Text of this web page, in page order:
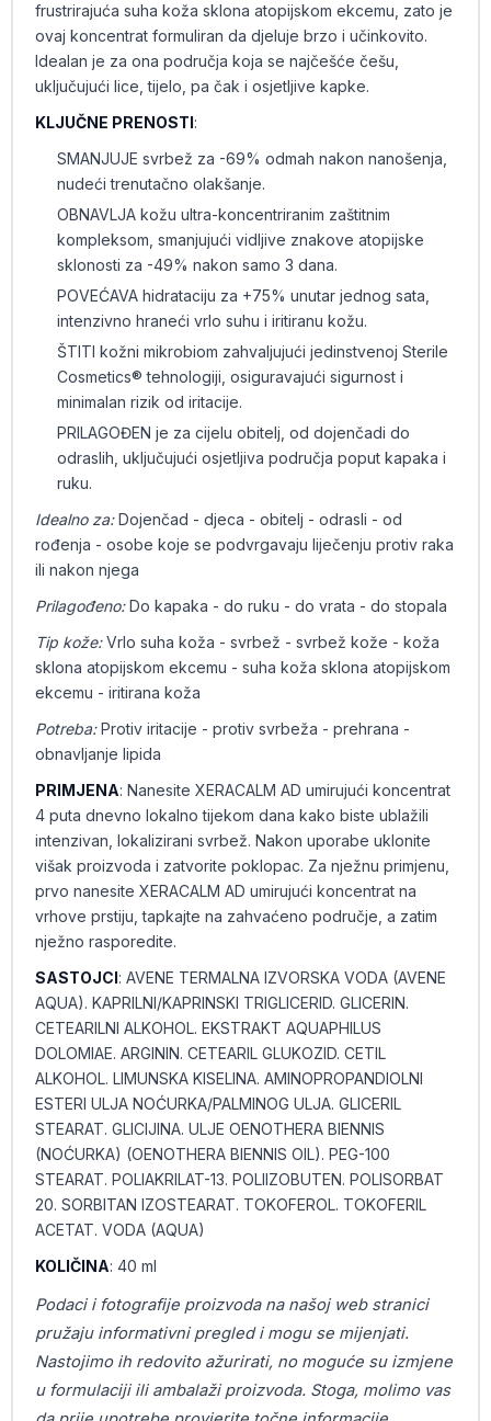
frustrirajuća suha koža sklona atopijskom ekcemu, zato je
ovaj koncentrat formuliran da djeluje brzo i učinkovito.
Idealan je za ona područja koja se najčešće češu,
uključujući lice, tijelo, pa čak i osjetljive kapke.
KLJUČNE PRENOSTI:
SMANJUJE svrbež za -69% odmah nakon nanošenja,
nudeći trenutačno olakšanje.
OBNAVLJA kožu ultra-koncentriranim zaštitnim
kompleksom, smanjujući vidljive znakove atopijske
sklonosti za -49% nakon samo 3 dana.
POVEĆAVA hidrataciju za +75% unutar jednog sata,
intenzivno hraneći vrlo suhu i iritiranu kožu.
ŠTITI kožni mikrobiom zahvaljujući jedinstvenoj Sterile
Cosmetics® tehnologiji, osiguravajući sigurnost i
minimalan rizik od iritacije.
PRILAGOĐEN je za cijelu obitelj, od dojenčadi do
odraslih, uključujući osjetljiva područja poput kapaka i
ruku.
Idealno za:Dojenčad - djeca - obitelj - odrasli - od
rođenja - osobe koje se podvrgavaju liječenju protiv raka
ili nakon njega
Prilagođeno:Do kapaka - do ruku - do vrata - do stopala
Tip kože:Vrlo suha koža - svrbež - svrbež kože - koža
sklona atopijskom ekcemu - suha koža sklona atopijskom
ekcemu - iritirana koža
Potreba:Protiv iritacije - protiv svrbeža - prehrana -
obnavljanje lipida
PRIMJENA: Nanesite XERACALM AD umirujući koncentrat
4 puta dnevno lokalno tijekom dana kako biste ublažili
intenzivan, lokalizirani svrbež. Nakon uporabe uklonite
višak proizvoda i zatvorite poklopac. Za nježnu primjenu,
prvo nanesite XERACALM AD umirujući koncentrat na
vrhove prstiju, tapkajte na zahvaćeno područje, a zatim
nježno rasporedite.
SASTOJCI: AVENE TERMALNA IZVORSKA VODA (AVENE
AQUA). KAPRILNI/KAPRINSKI TRIGLICERID. GLICERIN.
CETEARILNI ALKOHOL. EKSTRAKT AQUAPHILUS
DOLOMIAE. ARGININ. CETEARIL GLUKOZID. CETIL
ALKOHOL. LIMUNSKA KISELINA. AMINOPROPANDIOLNI
ESTERI ULJA NOĆURKA/PALMINOG ULJA. GLICERIL
STEARAT. GLICIJINA. ULJE OENOTHERA BIENNIS
(NOĆURKA) (OENOTHERA BIENNIS OIL). PEG-100
STEARAT. POLIAKRILAT-13. POLIIZOBUTEN. POLISORBAT
20. SORBITAN IZOSTEARAT. TOKOFEROL. TOKOFERIL
ACETAT. VODA (AQUA)
KOLIČINA: 40 ml
Podaci i fotografije proizvoda na našoj web stranici
pružaju informativni pregled i mogu se mijenjati.
Nastojimo ih redovito ažurirati, no moguće su izmjene
u formulaciji ili ambalaži proizvoda. Stoga, molimo vas